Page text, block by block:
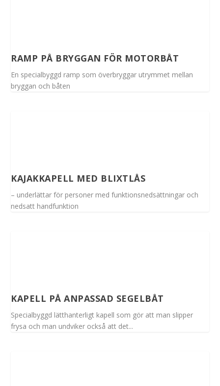
RAMP PÅ BRYGGAN FÖR MOTORBÅT
En specialbyggd ramp som överbryggar utrymmet mellan
bryggan och båten
KAJAKKAPELL MED BLIXTLÅS
– underlättar för personer med funktionsnedsättningar och
nedsatt handfunktion
KAPELL PÅ ANPASSAD SEGELBÅT
Specialbyggd lätthanterligt kapell som gör att man slipper
frysa och man undviker också att det...